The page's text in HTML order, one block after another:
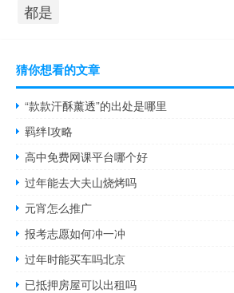
都是
猜你想看的文章
“款款汗酥薰透”的出处是哪里
羁绊I攻略
高中免费网课平台哪个好
过年能去大夫山烧烤吗
元宵怎么推广
报考志愿如何冲一冲
过年时能买车吗北京
已抵押房屋可以出租吗